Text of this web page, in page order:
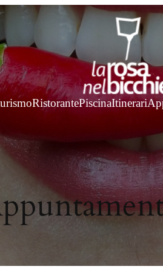
RistorantePiscinaItinerari